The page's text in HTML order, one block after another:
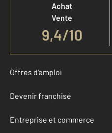
Achat
Vente
9,4/10
Offres d'emploi
Devenir franchisé
Entreprise et commerce